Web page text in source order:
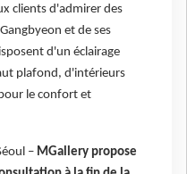
clients d'admirer des
et de ses
d'un éclairage
plafond, d'intérieurs
le confort et
– MGallery propose